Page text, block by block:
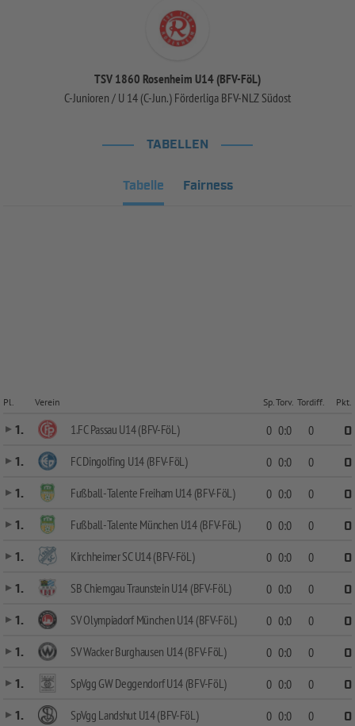
TSV 1860 Rosenheim U14 (BFV-FöL)
C-Junioren / U 14 (C-Jun.) Förderliga BFV-NLZ Südost
TABELLEN
Tabelle Fairness
Pl. Verein Sp. Torv. Tordiff. Pkt.
1. 1.FC Passau U14 (BFV-FöL) 0 0:0 0
0
1.
FC Dingolfing U14 (BFV-FöL) 0 0:0 0
0
1.
Fußball-Talente Freiham U14 (BFV-FöL) 0 0:0 0
0
1.
Fußball-Talente München U14 (BFV-FöL) 0 0:0 0
0
1.
Kirchheimer SC U14 (BFV-FöL) 0 0:0 0
0
1.
SB Chiemgau Traunstein U14 (BFV-FöL) 0 0:0 0
0
1.
SV Olympiadorf München U14 (BFV-FöL) 0 0:0 0
0
1.
SV Wacker Burghausen U14 (BFV-FöL) 0 0:0 0
0
1.
SpVgg GW Deggendorf U14 (BFV-FöL) 0 0:0 0
0
1.
SpVgg Landshut U14 (BFV-FöL) 0 0:0 0
0